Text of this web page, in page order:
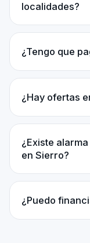
localidades?
¿Tengo que
¿Hay ofertas
¿Existe
en Sierro?
¿Puedo